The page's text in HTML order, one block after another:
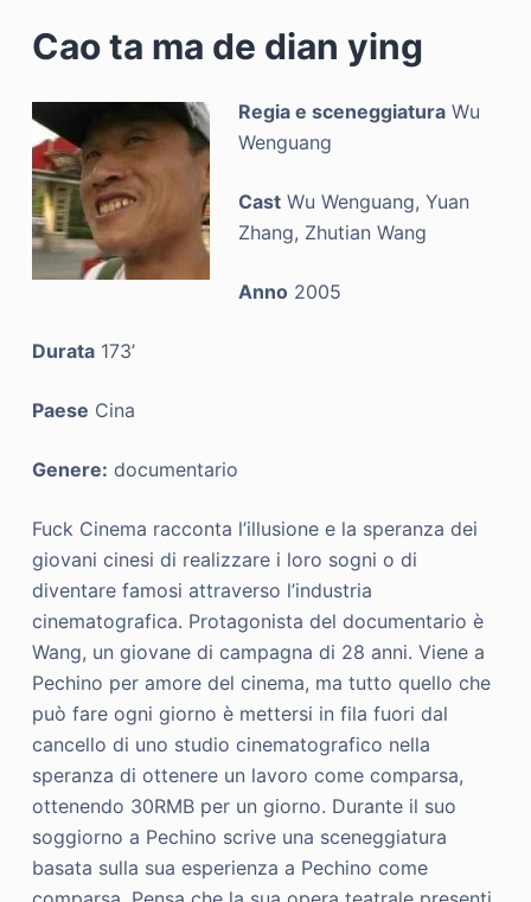
Cao ta ma de dian ying
Regia e sceneggiaturaWu
Wenguang
CastWu Wenguang, Yuan
Zhang, Zhutian Wang
Anno2005
Durata173’
Paese Cina
Genere: documentario
Fuck Cinema racconta l’illusione e la speranza dei
giovani cinesi di realizzare i loro sogni o di
diventare famosi attraverso l’industria
cinematografica. Protagonista del documentario è
Wang, un giovane di campagna di 28 anni. Viene a
Pechino per amore del cinema, ma tutto quello che
può fare ogni giorno è mettersi in fila fuori dal
cancello di uno studio cinematografico nella
speranza di ottenere un lavoro come comparsa,
ottenendo 30RMB per un giorno. Durante il suo
soggiorno a Pechino scrive una sceneggiatura
basata sulla sua esperienza a Pechino come